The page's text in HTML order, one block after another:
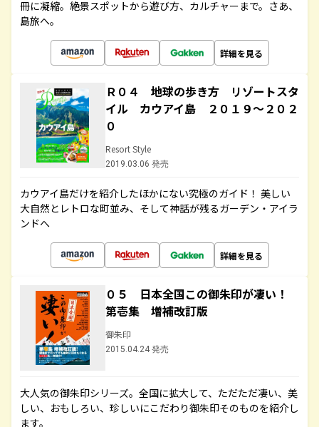
冊に凝縮。絶景スポットから遊び方、カルチャーまで。さあ、
島旅へ。
詳細を見る
Ｒ０４ 地球の歩き方 リゾートスタ
イル カウアイ島 ２０１９～２０２
０
Resort Style
2019.03.06 発売
カウアイ島だけを紹介したほかにない究極のガイド！ 美しい
大自然とレトロな町並み、そして神話が残るガーデン・アイラ
ンドへ
詳細を見る
０５ 日本全国この御朱印が凄い！
第壱集 増補改訂版
御朱印
2015.04.24 発売
大人気の御朱印シリーズ。全国に拡大して、ただただ凄い、美
しい、おもしろい、珍しいにこだわり御朱印そのものを紹介し
ます。